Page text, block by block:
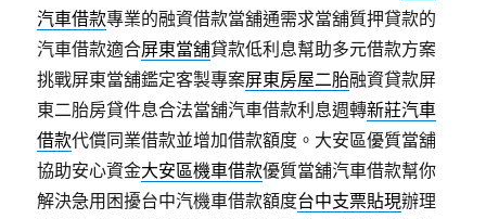
汽車借款專業的融資借款當舖通需求當舖質押貸款的
汽車借款適合屏東當舖貸款低利息幫助多元借款方案
挑戰屏東當舖鑑定客製專案屏東房屋二胎融資貸款屏
東二胎房貸件息合法當舖汽車借款利息週轉新莊汽車
借款代償同業借款並增加借款額度。大安區優質當舖
協助安心資金大安區機車借款優質當舖汽車借款幫你
解決急用困擾台中汽機車借款額度台中支票貼現辦理